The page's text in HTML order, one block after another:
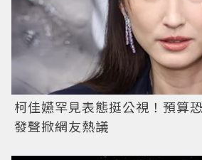
柯佳嬿罕見表態挺公視！預算
發聲掀網友熱議